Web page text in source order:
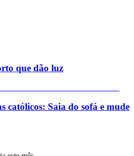
que dão luz
católicos: Saia do sofá e mude